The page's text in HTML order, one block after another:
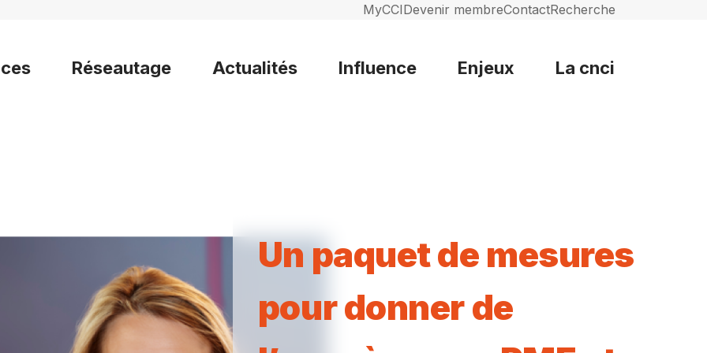
MyCCIDevenir membreContactRecherche
Réseautage Actualités Influence Enjeux La cnci
Un paquet de mesures
pour donner de